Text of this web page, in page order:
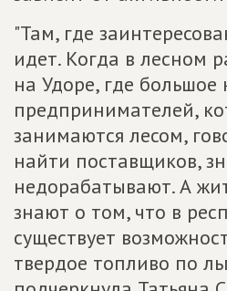
"Там, где
идет. Когда в лесном
на Удоре, где большое
предпринимателей,
занимаются лесом,
найти поставщиков,
недорабатывают. А
знают о том, что в
существует
твердое топливо по